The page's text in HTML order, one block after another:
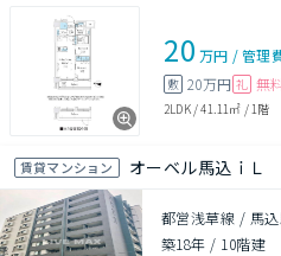
20 万円 /管理
敷 20万円 礼 無
2LDK/41.11㎡ / 1階
賃貸マンション オーベル馬込ｉＬ
都営浅草線 / 馬
築18年 / 10階建